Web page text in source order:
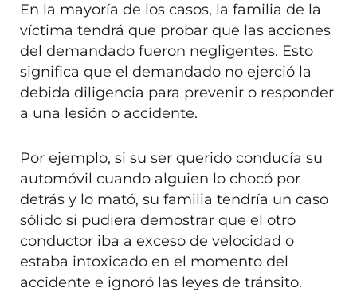
En la mayoría de los casos, la familia de la
víctima tendrá que probar que las acciones
del demandado fueron negligentes. Esto
significa que el demandado no ejerció la
debida diligencia para prevenir o responder
a una lesión o accidente.
Por ejemplo, si su ser querido conducía su
automóvil cuando alguien lo chocó por
detrás y lo mató, su familia tendría un caso
sólido si pudiera demostrar que el otro
conductor iba a exceso de velocidad o
estaba intoxicado en el momento del
accidente e ignoró las leyes de tránsito.